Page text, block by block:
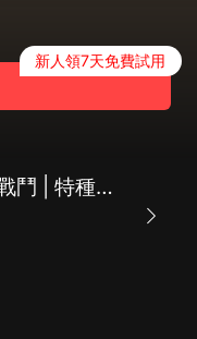
新人領7天免費試用
海軍陸戰隊8:城市戰鬥 | 特種兵海戰篇 | 八路叔叔